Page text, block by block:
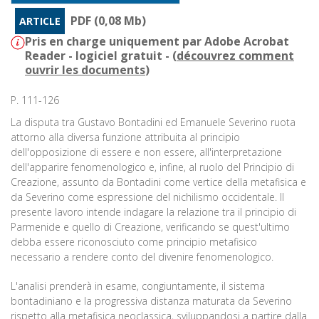
ARTICLE
PDF (0,08 Mb)
Pris en charge uniquement par Adobe Acrobat
Reader - logiciel gratuit - (découvrez comment
ouvrir les documents)
P. 111-126
La disputa tra Gustavo Bontadini ed Emanuele Severino ruota
attorno alla diversa funzione attribuita al principio
dell'opposizione di essere e non essere, all'interpretazione
dell'apparire fenomenologico e, infine, al ruolo del Principio di
Creazione, assunto da Bontadini come vertice della metafisica e
da Severino come espressione del nichilismo occidentale. Il
presente lavoro intende indagare la relazione tra il principio di
Parmenide e quello di Creazione, verificando se quest'ultimo
debba essere riconosciuto come principio metafisico
necessario a rendere conto del divenire fenomenologico.
L'analisi prenderà in esame, congiuntamente, il sistema
bontadiniano e la progressiva distanza maturata da Severino
rispetto alla metafisica neoclassica, sviluppandosi a partire dalla